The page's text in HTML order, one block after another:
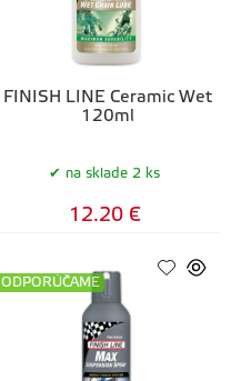
FINISH LINE Ceramic Wet
120ml
na sklade 2 ks
12.20 €
ODPORÚČAME